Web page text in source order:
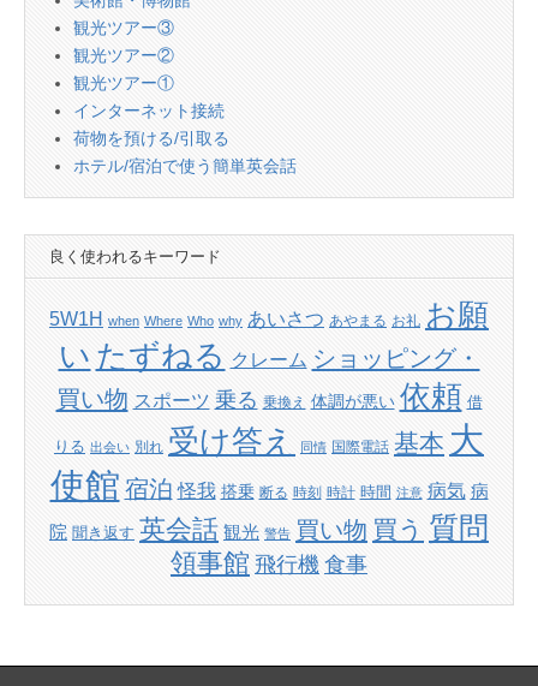
観光ツアー③
観光ツアー②
観光ツアー①
インターネット接続
荷物を預ける/引取る
ホテル/宿泊で使う簡単英会話
良く使われるキーワード
5W1H when Where Who why あいさつ あやまる お礼 お願
い たずねる クレーム ショッピング・
買い物 スポーツ 乗る 乗換え 体調が悪い 依頼 借
りる 出会い 別れ 受け答え 同情 国際電話 基本 大
使館 宿泊 怪我 搭乗 断る 時刻 時計 時間 注意 病気 病
院 聞き返す 英会話 観光 警告 買い物 買う 質問
領事館 飛行機 食事